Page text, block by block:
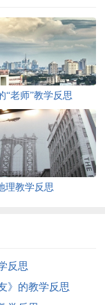
“老师”教学反思
理教学反思
反思
》的教学反思